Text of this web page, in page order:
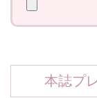
本誌プ